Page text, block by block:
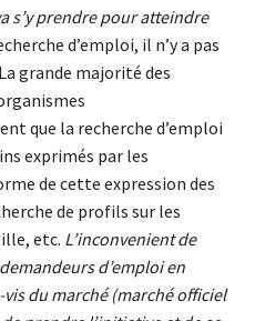
s’y prendre pour atteindre
d’emploi, il n’y a pas
grande majorité des
que la recherche d’emploi
exprimés par les
de cette expression des
de profils sur les
etc. L’inconvenient de
d’emploi en
du marché (marché officiel